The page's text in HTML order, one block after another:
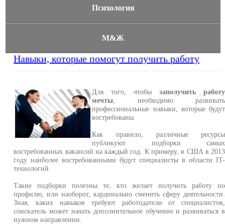
Психология
М&Ж
Навыки, которые помогут получить работу
Для того, чтобызаполучить работу
мечты , необходимо развивать
профессиональные навыки, которые будут
востребованы.
Как правило, различные ресурсы
публикуют подборки самых
востребованных вакансий на каждый год. К примеру, в США в 2013
году наиболее востребованными будут специалисты в области IT-
технологий.
Такие подборки полезны те, кто желает получить работу по
профилю, или наоборот, кардинально сменить сферу деятельности.
Зная, каких навыков требуют работодатели от специалистов,
соискатель может начать дополнительное обучение и развиваться в
нужном направлении.